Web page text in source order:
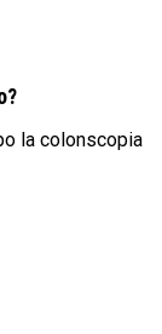
la colonscopia